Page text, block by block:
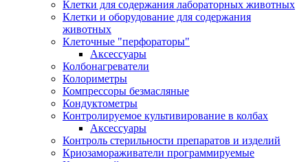
Клетки для содержания лабораторных животных
Клетки и оборудование для содержания
животных
Клеточные "перфораторы"
Аксессуары
Колбонагреватели
Колориметры
Компрессоры безмасляные
Кондуктометры
Контролируемое культивирование в колбах
Аксессуары
Контроль стерильности препаратов и изделий
Криозамораживатели программируемые